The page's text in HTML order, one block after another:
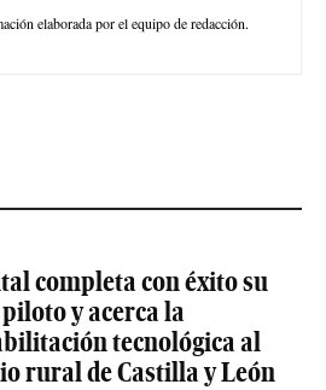
elaborada por el equipo de redacción.
completa con éxito su
y acerca la
tecnológica al
rural de Castilla y León